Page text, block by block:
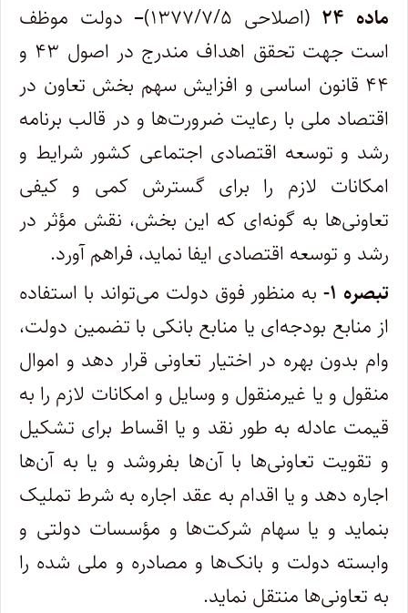
ماده ۲۴
(اصلاحی ۱۳۷۷/۷/۵) –دولت موظف
است جهت تحقق اهداف مندرج در اصول ۴۳ و
۴۴ قانون اساسی و افزایش سهم بخش تعاون در
اقتصاد ملی با رعایت ضرورت‌ها و در قالب برنامه
رشد و توسعه اقتصادی اجتماعی کشور شرایط و
امکانات لازم را برای گسترش کمی و کیفی
تعاونی‌ها به گونه‌ای که این بخش، نقش مؤثر در
رشد و توسعه اقتصادی ایفا نماید، فراهم آورد.
تبصره ۱-
به منظور فوق دولت می‌تواند با استفاده
از منابع بودجه‌ای یا منابع بانکی با تضمین دولت،
وام بدون بهره در اختیار تعاونی قرار دهد و اموال
منقول و یا غیرمنقول و وسایل و امکانات لازم را به
قیمت عادله به طور نقد و یا اقساط برای تشکیل
و تقویت تعاونی‌ها با آن‌ها بفروشد و یا به آن‌ها
اجاره دهد و یا اقدام به عقد اجاره به شرط تملیک
بنماید و یا سهام شرکت‌ها و مؤسسات دولتی و
وابسته دولت و بانک‌ها و مصادره و ملی شده را
به تعاونی‌ها منتقل نماید.